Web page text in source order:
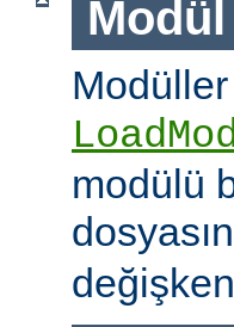
modülü